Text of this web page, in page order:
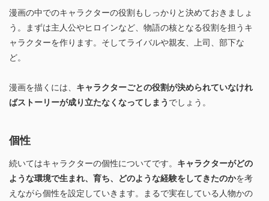
漫画の中でのキャラクターの役割もしっかりと決めておきましょ
う。まずは主人公やヒロインなど、物語の核となる役割を担うキ
ャラクターを作ります。そしてライバルや親友、上司、部下な
ど。
漫画を描くには、 キャラクターごとの役割が決められていなけれ
ばストーリーが成り立たなくなってしまう でしょう。
個性
続いてはキャラクターの個性についてです。 キャラクターがどの
ような環境で生まれ、育ち、どのような経験をしてきたのかを考
えながら個性を設定していきます。まるで実在している人物かの